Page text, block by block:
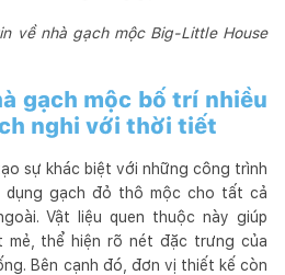
về nhà gạch mộc Big-Little House
gạch mộc bố trí nhiều
nghi với thời tiết
sự khác biệt với những công trình
dụng gạch đỏ thô mộc cho tất cả
Vật liệu quen thuộc này giúp
mẻ, thể hiện rõ nét đặc trưng của
Bên cạnh đó, đơn vị thiết kế còn